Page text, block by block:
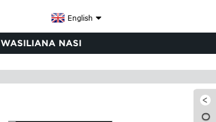
English
WASILIANA NASI